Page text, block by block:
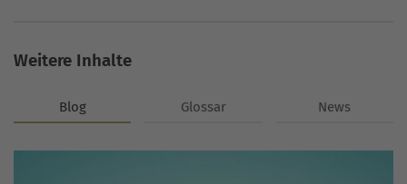
Weitere Inhalte
Blog Glossar News